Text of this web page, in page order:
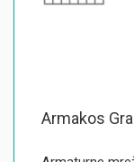
Armakos